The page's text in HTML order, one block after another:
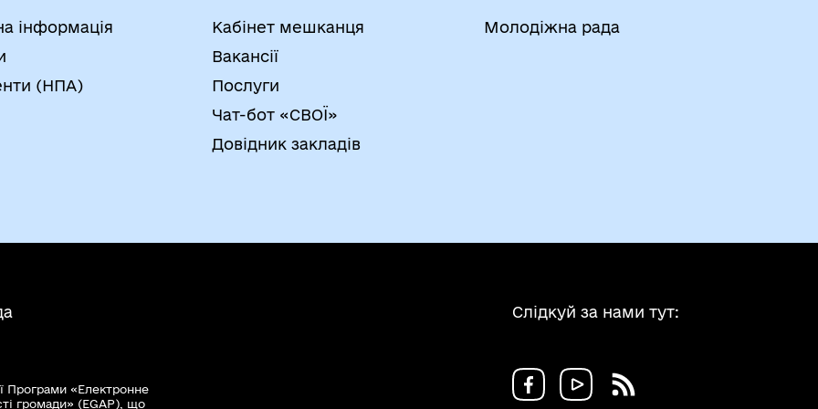
інформація
(НПА)
Кабінет мешканця
Вакансії
Послуги
Чат-бот «СВОЇ»
Довідник закладів
Молодіжна рада
Програми «Електронне
громади» (EGAP), що
Слідкуй за нами тут: